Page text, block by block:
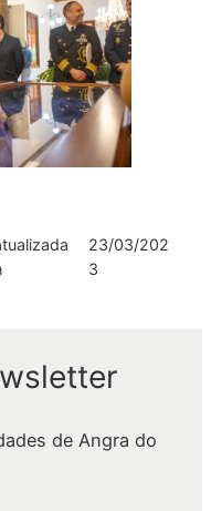
23/03/202
3
de Angra do